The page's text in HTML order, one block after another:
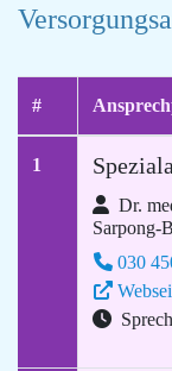
#
1
Dr.
Sarpong-
030